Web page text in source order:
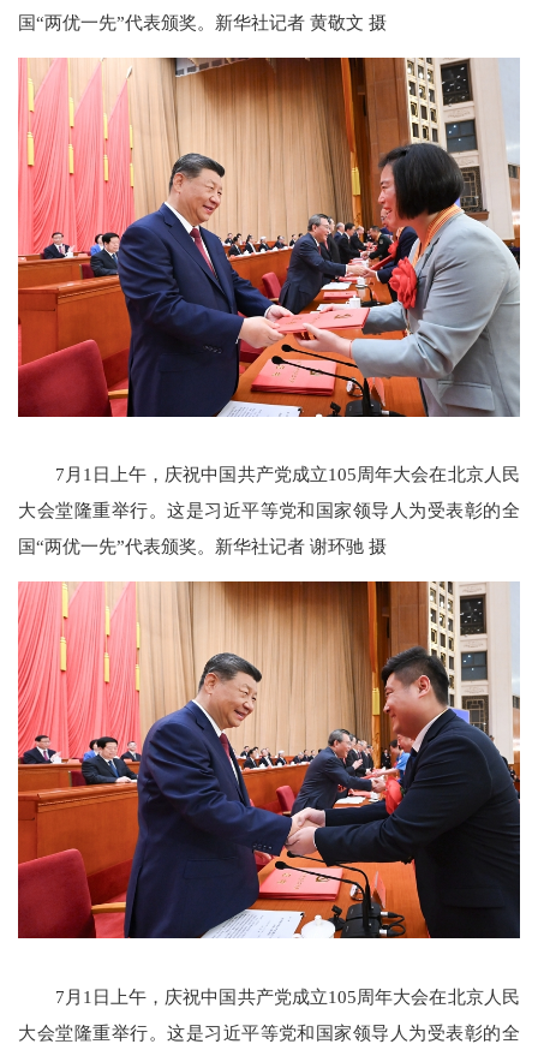
国“两优一先”代表颁奖。新华社记者 黄敬文 摄
7月1日上午，庆祝中国共产党成立105周年大会在北京人民
大会堂隆重举行。这是习近平等党和国家领导人为受表彰的全
国“两优一先”代表颁奖。新华社记者 谢环驰 摄
7月1日上午，庆祝中国共产党成立105周年大会在北京人民
大会堂隆重举行。这是习近平等党和国家领导人为受表彰的全